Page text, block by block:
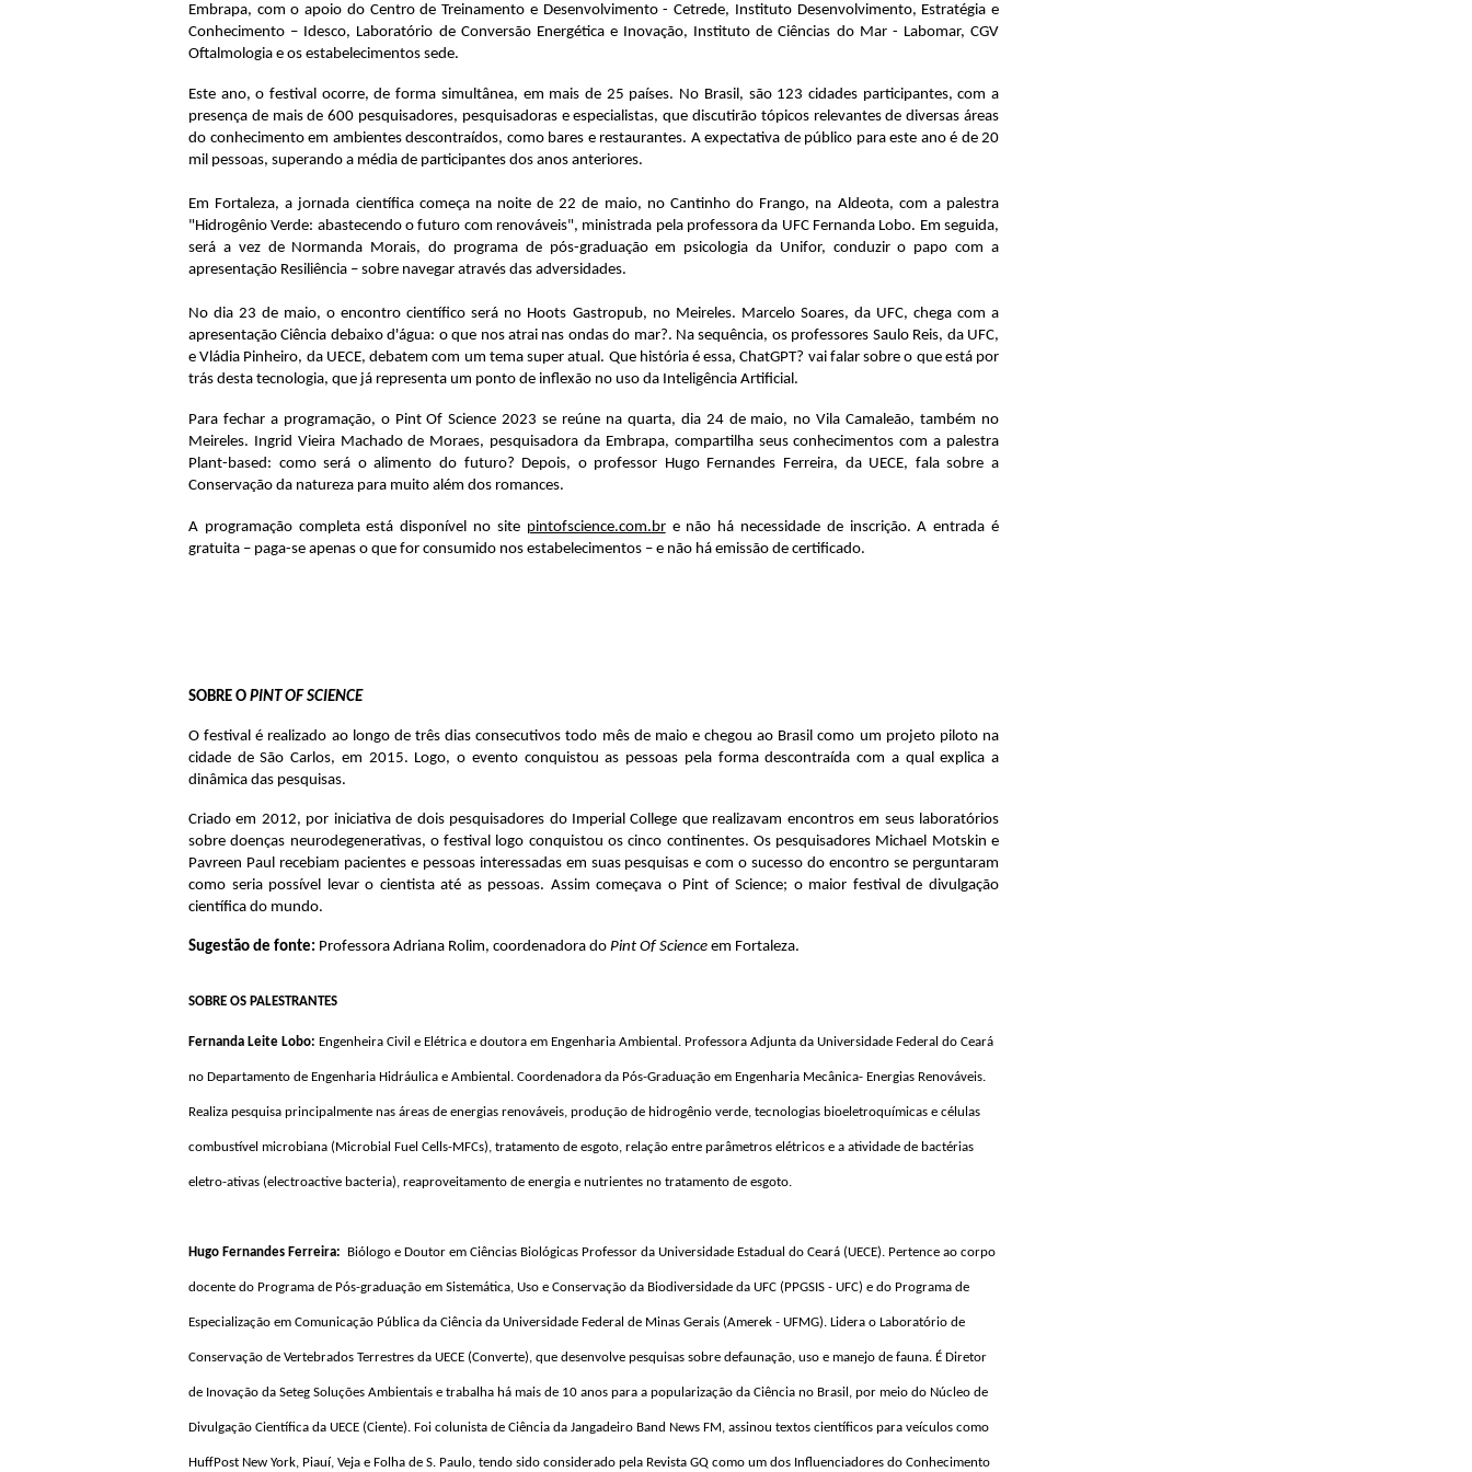
Embrapa, com o apoio do Centro de Treinamento e Desenvolvimento - Cetrede, Instituto Desenvolvimento, Estratégia e
Conhecimento – Idesco, Laboratório de Conversão Energética e Inovação, Instituto de Ciências do Mar - Labomar, CGV
Oftalmologia e os estabelecimentos sede.
Este ano, o festival ocorre, de forma simultânea, em mais de 25 países. No Brasil, são 123 cidades participantes, com a
presença de mais de 600 pesquisadores, pesquisadoras e especialistas, que discutirão tópicos relevantes de diversas áreas
do conhecimento em ambientes descontraídos, como bares e restaurantes. A expectativa de público para este ano é de 20
mil pessoas, superando a média de participantes dos anos anteriores.
Em Fortaleza, a jornada científica começa na noite de 22 de maio, no Cantinho do Frango, na Aldeota, com a palestra
"Hidrogênio Verde: abastecendo o futuro com renováveis", ministrada pela professora da UFC Fernanda Lobo. Em seguida,
será a vez de Normanda Morais, do programa de pós-graduação em psicologia da Unifor, conduzir o papo com a
apresentação Resiliência – sobre navegar através das adversidades.
No dia 23 de maio, o encontro científico será no Hoots Gastropub, no Meireles. Marcelo Soares, da UFC, chega com a
apresentação Ciência debaixo d'água: o que nos atrai nas ondas do mar?. Na sequência, os professores Saulo Reis, da UFC,
e Vládia Pinheiro, da UECE, debatem com um tema super atual. Que história é essa, ChatGPT? vai falar sobre o que está por
trás desta tecnologia, que já representa um ponto de inflexão no uso da Inteligência Artificial.
Para fechar a programação, o Pint Of Science 2023 se reúne na quarta, dia 24 de maio, no Vila Camaleão, também no
Meireles. Ingrid Vieira Machado de Moraes, pesquisadora da Embrapa, compartilha seus conhecimentos com a palestra
Plant-based: como será o alimento do futuro? Depois, o professor Hugo Fernandes Ferreira, da UECE, fala sobre a
Conservação da natureza para muito além dos romances.
A programação completa está disponível no site pintofscience.com.br e não há necessidade de inscrição. A entrada é
gratuita – paga-se apenas o que for consumido nos estabelecimentos – e não há emissão de certificado.
SOBRE O PINT OF SCIENCE
O festival é realizado ao longo de três dias consecutivos todo mês de maio e chegou ao Brasil como um projeto piloto na
cidade de São Carlos, em 2015. Logo, o evento conquistou as pessoas pela forma descontraída com a qual explica a
dinâmica das pesquisas.
Criado em 2012, por iniciativa de dois pesquisadores do Imperial College que realizavam encontros em seus laboratórios
sobre doenças neurodegenerativas, o festival logo conquistou os cinco continentes. Os pesquisadores Michael Motskin e
Pavreen Paul recebiam pacientes e pessoas interessadas em suas pesquisas e com o sucesso do encontro se perguntaram
como seria possível levar o cientista até as pessoas. Assim começava o Pint of Science; o maior festival de divulgação
científica do mundo.
Sugestão de fonte: Professora Adriana Rolim, coordenadora do Pint Of Science em Fortaleza.
SOBRE OS PALESTRANTES
Fernanda Leite Lobo: Engenheira Civil e Elétrica e doutora em Engenharia Ambiental. Professora Adjunta da Universidade Federal do Ceará
no Departamento de Engenharia Hidráulica e Ambiental. Coordenadora da Pós-Graduação em Engenharia Mecânica- Energias Renováveis.
Realiza pesquisa principalmente nas áreas de energias renováveis, produção de hidrogênio verde, tecnologias bioeletroquímicas e células
combustível microbiana (Microbial Fuel Cells-MFCs), tratamento de esgoto, relação entre parâmetros elétricos e a atividade de bactérias
eletro-ativas (electroactive bacteria), reaproveitamento de energia e nutrientes no tratamento de esgoto.
Hugo Fernandes Ferreira: Biólogo e Doutor em Ciências Biológicas Professor da Universidade Estadual do Ceará (UECE). Pertence ao corpo
docente do Programa de Pós-graduação em Sistemática, Uso e Conservação da Biodiversidade da UFC (PPGSIS - UFC) e do Programa de
Especialização em Comunicação Pública da Ciência da Universidade Federal de Minas Gerais (Amerek - UFMG). Lidera o Laboratório de
Conservação de Vertebrados Terrestres da UECE (Converte), que desenvolve pesquisas sobre defaunação, uso e manejo de fauna. É Diretor
de Inovação da Seteg Soluções Ambientais e trabalha há mais de 10 anos para a popularização da Ciência no Brasil, por meio do Núcleo de
Divulgação Científica da UECE (Ciente). Foi colunista de Ciência da Jangadeiro Band News FM, assinou textos científicos para veículos como
HuffPost New York, Piauí, Veja e Folha de S. Paulo, tendo sido considerado pela Revista GQ como um dos Influenciadores do Conhecimento